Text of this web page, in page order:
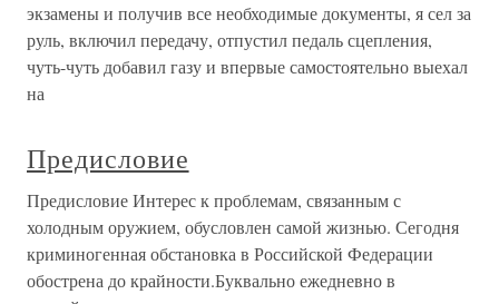
экзамены и получив все необходимые документы, я сел за
руль, включил передачу, отпустил педаль сцепления,
чуть-чуть добавил газу и впервые самостоятельно выехал
на
Предисловие
Предисловие Интерес к проблемам, связанным с
холодным оружием, обусловлен самой жизнью. Сегодня
криминогенная обстановка в Российской Федерации
обострена до крайности.Буквально ежедневно в